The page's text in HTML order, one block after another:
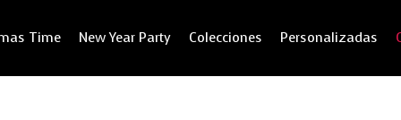
Time New Year Party Colecciones Personalizadas